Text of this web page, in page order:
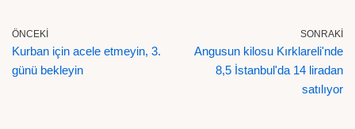
ÖNCEKI
Kurban için acele etmeyin, 3.
günü bekleyin
SONRAKI
Angusun kilosu Kırklareli'nde
8,5 İstanbul'da 14 liradan
satılıyor